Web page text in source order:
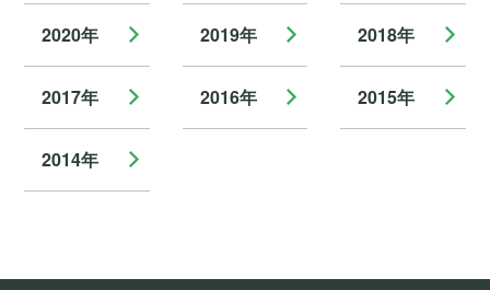
2020年 2019年 2018年
2017年 2016年 2015年
2014年